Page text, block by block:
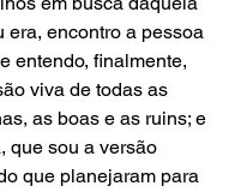
era, encontro a pessoa
entendo, finalmente,
viva de todas as
as boas e as ruins; e
que sou a versão
que planejaram para